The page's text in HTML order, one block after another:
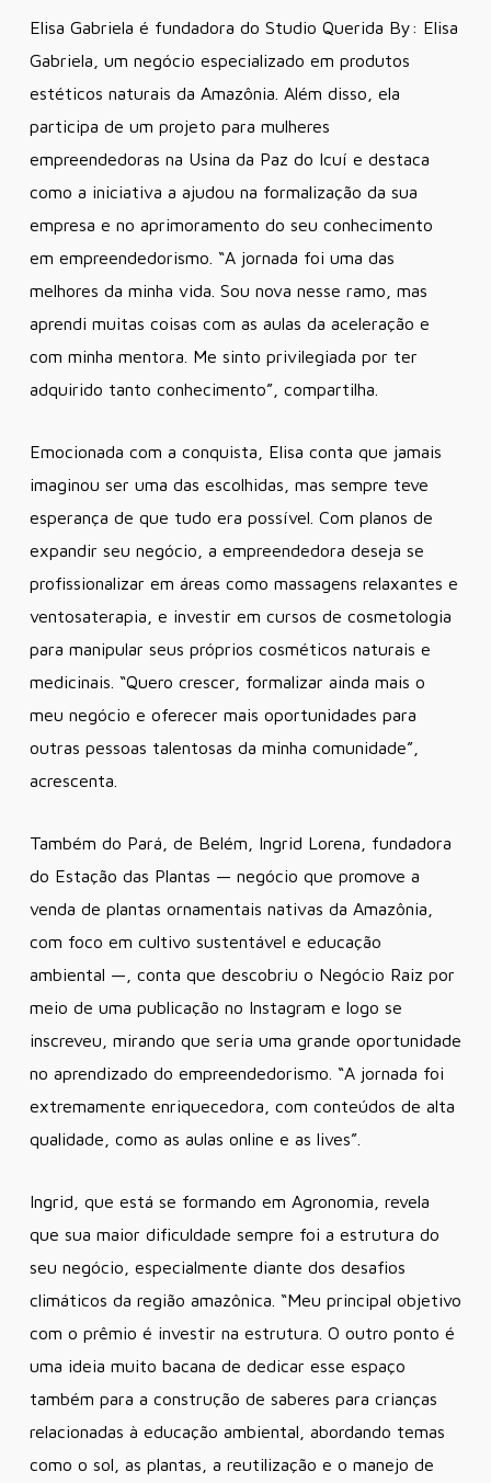
Elisa Gabriela é fundadora do Studio Querida By: Elisa
Gabriela, um negócio especializado em produtos
estéticos naturais da Amazônia. Além disso, ela
participa de um projeto para mulheres
empreendedoras na Usina da Paz do Icuí e destaca
como a iniciativa a ajudou na formalização da sua
empresa e no aprimoramento do seu conhecimento
em empreendedorismo. “A jornada foi uma das
melhores da minha vida. Sou nova nesse ramo, mas
aprendi muitas coisas com as aulas da aceleração e
com minha mentora. Me sinto privilegiada por ter
adquirido tanto conhecimento”, compartilha.
Emocionada com a conquista, Elisa conta que jamais
imaginou ser uma das escolhidas, mas sempre teve
esperança de que tudo era possível. Com planos de
expandir seu negócio, a empreendedora deseja se
profissionalizar em áreas como massagens relaxantes e
ventosaterapia, e investir em cursos de cosmetologia
para manipular seus próprios cosméticos naturais e
medicinais. “Quero crescer, formalizar ainda mais o
meu negócio e oferecer mais oportunidades para
outras pessoas talentosas da minha comunidade”,
acrescenta.
Também do Pará, de Belém, Ingrid Lorena, fundadora
do Estação das Plantas — negócio que promove a
venda de plantas ornamentais nativas da Amazônia,
com foco em cultivo sustentável e educação
ambiental —, conta que descobriu o Negócio Raiz por
meio de uma publicação no Instagram e logo se
inscreveu, mirando que seria uma grande oportunidade
no aprendizado do empreendedorismo. “A jornada foi
extremamente enriquecedora, com conteúdos de alta
qualidade, como as aulas online e as lives”.
Ingrid, que está se formando em Agronomia, revela
que sua maior dificuldade sempre foi a estrutura do
seu negócio, especialmente diante dos desafios
climáticos da região amazônica. “Meu principal objetivo
com o prêmio é investir na estrutura. O outro ponto é
uma ideia muito bacana de dedicar esse espaço
também para a construção de saberes para crianças
relacionadas à educação ambiental, abordando temas
como o sol, as plantas, a reutilização e o manejo de